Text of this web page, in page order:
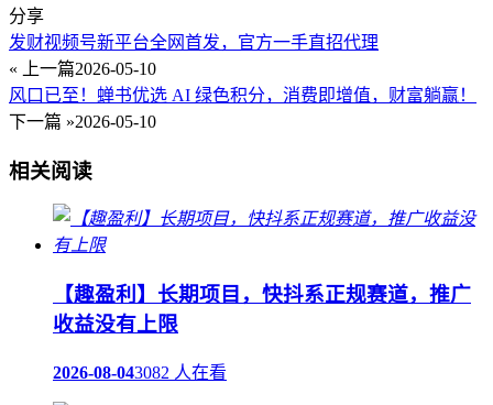
分享
发财视频号新平台全网首发，官方一手直招代理
« 上一篇2026-05-10
风口已至！蝉书优选 AI 绿色积分，消费即增值，财富躺赢！
下一篇 »2026-05-10
相关阅读
【趣盈利】长期项目，快抖系正规赛道，推广
收益没有上限
2026-08-043082 人在看